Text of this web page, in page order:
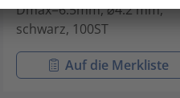
Dmax=6.5mm, ⌀4.2 mm,
schwarz, 100ST
Auf die Merkliste